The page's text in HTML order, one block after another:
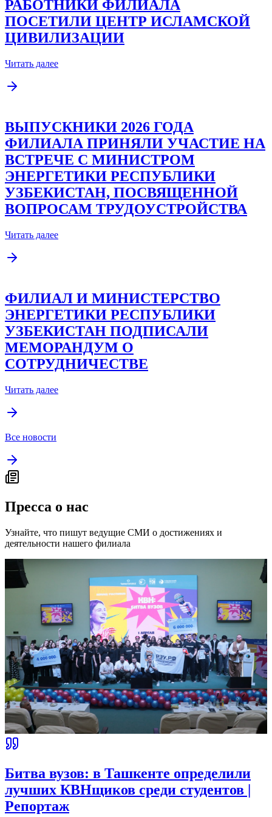
РАБОТНИКИ ФИЛИАЛА
ПОСЕТИЛИ ЦЕНТР ИСЛАМСКОЙ
ЦИВИЛИЗАЦИИ
Читать далее
ВЫПУСКНИКИ 2026 ГОДА
ФИЛИАЛА ПРИНЯЛИ УЧАСТИЕ НА
ВСТРЕЧЕ С МИНИСТРОМ
ЭНЕРГЕТИКИ РЕСПУБЛИКИ
УЗБЕКИСТАН, ПОСВЯЩЕННОЙ
ВОПРОСАМ ТРУДОУСТРОЙСТВА
Читать далее
ФИЛИАЛ И МИНИСТЕРСТВО
ЭНЕРГЕТИКИ РЕСПУБЛИКИ
УЗБЕКИСТАН ПОДПИСАЛИ
МЕМОРАНДУМ О
СОТРУДНИЧЕСТВЕ
Читать далее
Все новости
Пресса о нас
Узнайте, что пишут ведущие СМИ о достижениях и
деятельности нашего филиала
Битва вузов: в Ташкенте определили
лучших КВНщиков среди студентов |
Репортаж